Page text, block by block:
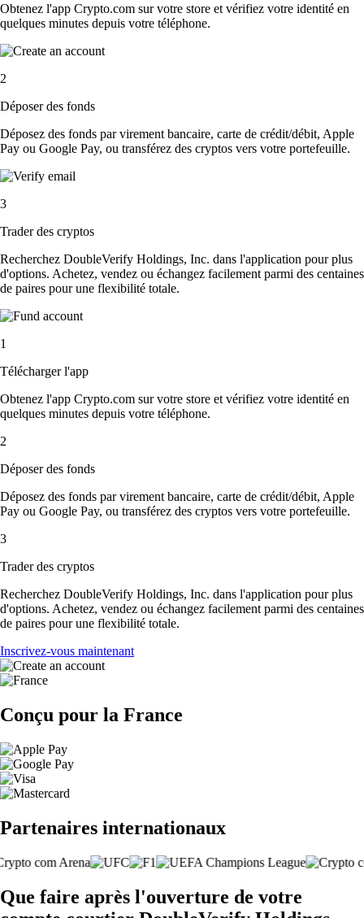
Obtenez l'app Crypto.com sur votre store et vérifiez votre identité en
quelques minutes depuis votre téléphone.
2
Déposer des fonds
Déposez des fonds par virement bancaire, carte de crédit/débit, Apple
Pay ou Google Pay, ou transférez des cryptos vers votre portefeuille.
3
Trader des cryptos
Recherchez DoubleVerify Holdings, Inc. dans l'application pour plus
d'options. Achetez, vendez ou échangez facilement parmi des centaines
de paires pour une flexibilité totale.
1
Télécharger l'app
Obtenez l'app Crypto.com sur votre store et vérifiez votre identité en
quelques minutes depuis votre téléphone.
2
Déposer des fonds
Déposez des fonds par virement bancaire, carte de crédit/débit, Apple
Pay ou Google Pay, ou transférez des cryptos vers votre portefeuille.
3
Trader des cryptos
Recherchez DoubleVerify Holdings, Inc. dans l'application pour plus
d'options. Achetez, vendez ou échangez facilement parmi des centaines
de paires pour une flexibilité totale.
Inscrivez-vous maintenant
Conçu pour la France
Partenaires internationaux
Que faire après l'ouverture de votre